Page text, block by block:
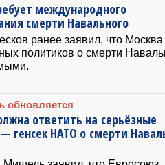
международного
смерти Навального
ранее заявил, что Москва
политиков о смерти
обновляется
ответить на серьёзные
генсек НАТО о смерти